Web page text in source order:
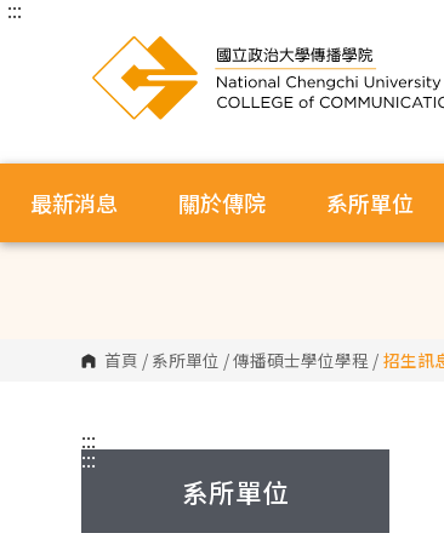
跳
:::
最新消息 關於傳院 系所單位
首頁 / 系所單位 /傳播碩士學位學程 / 招生訊
:::
系所單位
:::